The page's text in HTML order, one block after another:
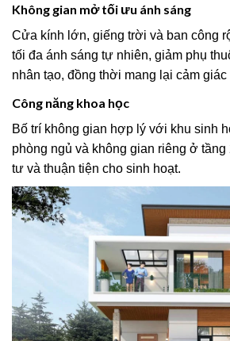
Không gian mở tối ưu ánh sáng
Cửa kính lớn, giếng trời và ban công
tối đa ánh sáng tự nhiên, giảm phụ
nhân tạo, đồng thời mang lại cảm giác
Công năng khoa học
Bố trí không gian hợp lý với khu sinh
phòng ngủ và không gian riêng ở
tư và thuận tiện cho sinh hoạt.